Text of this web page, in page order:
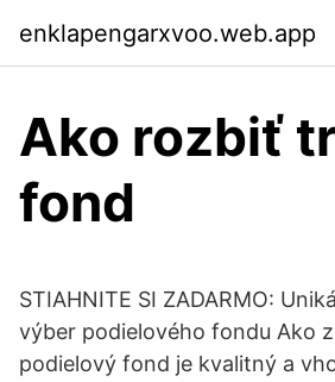
enklapengarxvoo.web.app
Ako rozbiť
fond
STIAHNITE SI ZADARMO:
výber podielového fondu Ako
podielový fond je kvalitný a